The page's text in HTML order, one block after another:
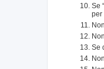
Se
per
Se